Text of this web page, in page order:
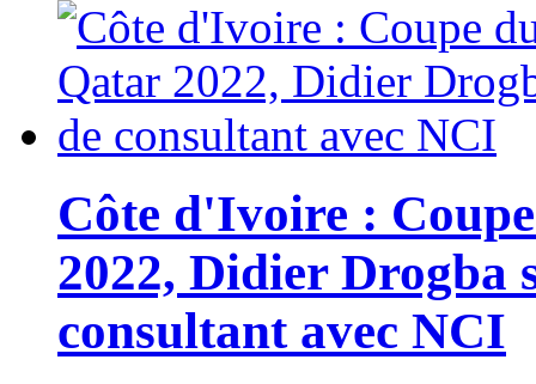
Côte d'Ivoire :
2022, Didier Drogba
consultant avec NCI